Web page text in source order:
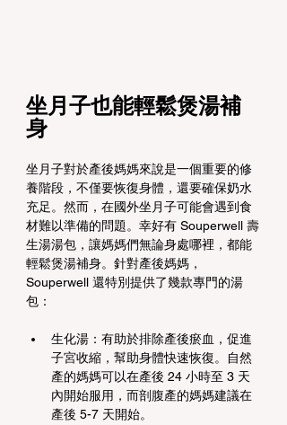
坐月子也能輕鬆煲湯補
身
坐月子對於產後媽媽來說是一個重要的修
養階段，不僅要恢復身體，還要確保奶水
充足。然而，在國外坐月子可能會遇到食
材難以準備的問題。幸好有 Souperwell 壽
生湯湯包，讓媽媽們無論身處哪裡，都能
輕鬆煲湯補身。針對產後媽媽，
Souperwell 還特別提供了幾款專門的湯
包：
生化湯：有助於排除產後瘀血，促進
子宮收縮，幫助身體快速恢復。自然
產的媽媽可以在產後 24 小時至 3 天
內開始服用，而剖腹產的媽媽建議在
產後 5-7 天開始。